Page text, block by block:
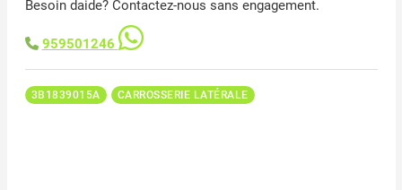
Besoin daide? Contactez-nous sans engagement.
959501246
3B1839015A CARROSSERIE LATÉRALE